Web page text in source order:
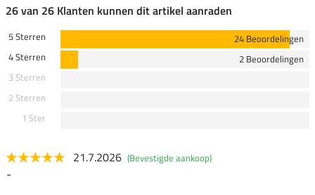
26 van 26 Klanten kunnen dit artikel aanraden
5 Sterren
24 Beoordelingen
4 Sterren
2 Beoordelingen
3 Sterren
2 Sterren
1 Ster
21.7.2026 (Bevestigde aankoop)
-